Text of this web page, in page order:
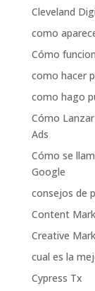
Cleveland
como
Cómo
como hacer
como hago
Cómo
Ads
Cómo se
Google
consejos de
Content
Creative
cual es la
Cypress Tx